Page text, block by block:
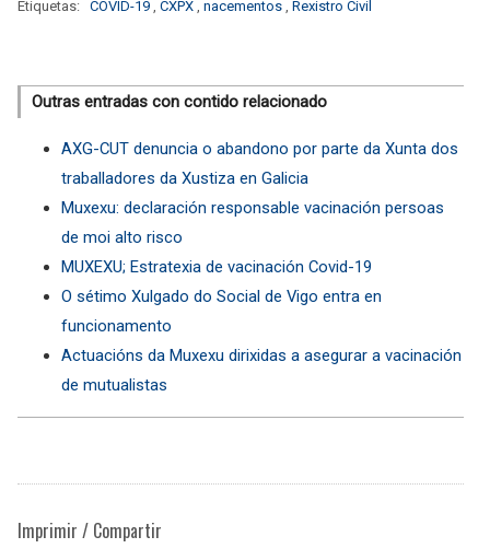
Etiquetas: COVID-19 CXPX nacementos Rexistro Civil
Outras entradas con contido relacionado
AXG-CUT denuncia o abandono por parte da Xunta dos
traballadores da Xustiza en Galicia
Muxexu: declaración responsable vacinación persoas
de moi alto risco
MUXEXU; Estratexia de vacinación Covid-19
O sétimo Xulgado do Social de Vigo entra en
funcionamento
Actuacións da Muxexu dirixidas a asegurar a vacinación
de mutualistas
Imprimir / Compartir